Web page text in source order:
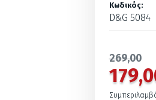
Κωδικός:
D&G 5084
269,00